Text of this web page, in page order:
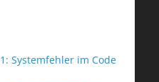
Systemfehler im Code